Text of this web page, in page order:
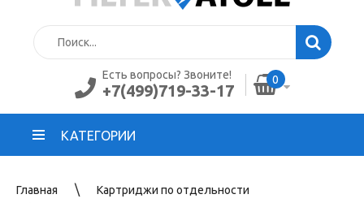
Есть вопросы? Звоните!
+7(499)719-33-17
0
КАТЕГОРИИ
Главная
Картриджи по отдельности